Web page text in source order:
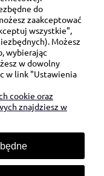
58
do
zaakceptować
wszystkie",
Możesz
wybierając
w dowolny
w link "Ustawienia
cookie oraz
znajdziesz w